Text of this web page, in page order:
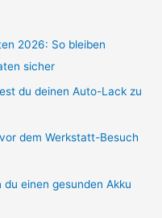
2026: So bleiben
sicher
du deinen Auto-Lack zu
dem Werkstatt-Besuch
einen gesunden Akku